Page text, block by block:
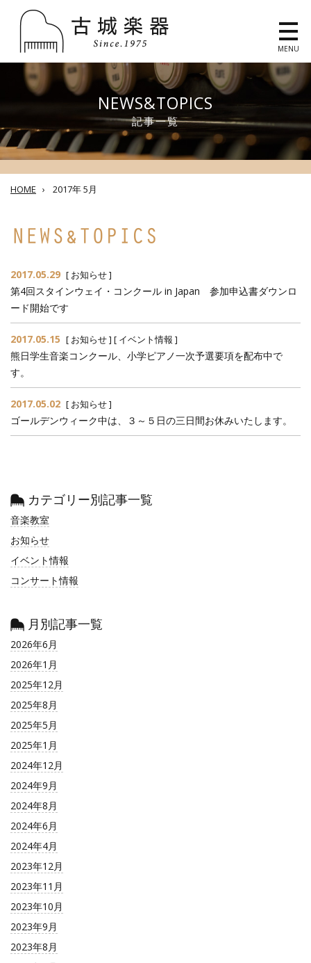
MENU
NEWS&TOPICS
記事一覧
HOME › 2017年 5月
2017.05.29 [ お知らせ]
第4回スタインウェイ・コンクール in Japan 参加申込書ダウンロ
ード開始です
2017.05.15 [ お知らせ] [ イベント情報 ]
熊日学生音楽コンクール、小学ピアノ一次予選要項を配布中で
す。
2017.05.02 [ お知らせ]
ゴールデンウィーク中は、３～５日の三日間お休みいたします。
カテゴリー別記事一覧
音楽教室
お知らせ
イベント情報
コンサート情報
月別記事一覧
2026年6月
2026年1月
2025年12月
2025年8月
2025年5月
2025年1月
2024年12月
2024年9月
2024年8月
2024年6月
2024年4月
2023年12月
2023年11月
2023年10月
2023年9月
2023年8月